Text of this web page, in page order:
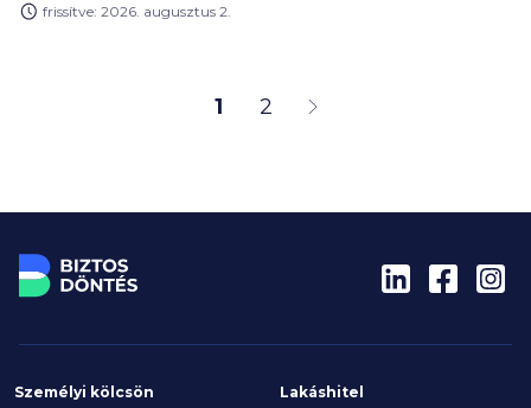
mindegyiket.
frissítve: 2026. augusztus 2.
1 2
Személyi kölcsön Lakáshitel